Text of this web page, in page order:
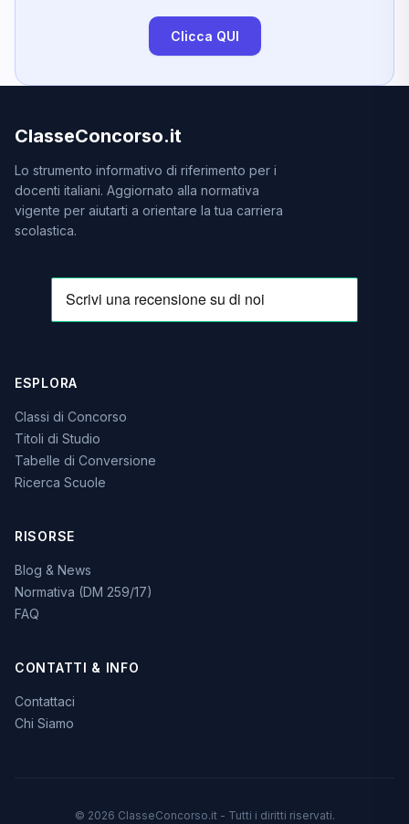
Clicca QUI
ClasseConcorso.it
Lo strumento informativo di riferimento per i
docenti italiani. Aggiornato alla normativa
vigente per aiutarti a orientare la tua carriera
scolastica.
ESPLORA
Classi di Concorso
Titoli di Studio
Tabelle di Conversione
Ricerca Scuole
RISORSE
Blog & News
Normativa (DM 259/17)
FAQ
CONTATTI & INFO
Contattaci
Chi Siamo
© 2026 ClasseConcorso.it - Tutti i diritti riservati.